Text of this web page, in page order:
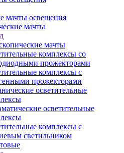
мачты освещения
мачты
мачты
комплексы со
прожекторами
комплексы с
прожекторами
осветительные
осветительные
комплексы с
светильником